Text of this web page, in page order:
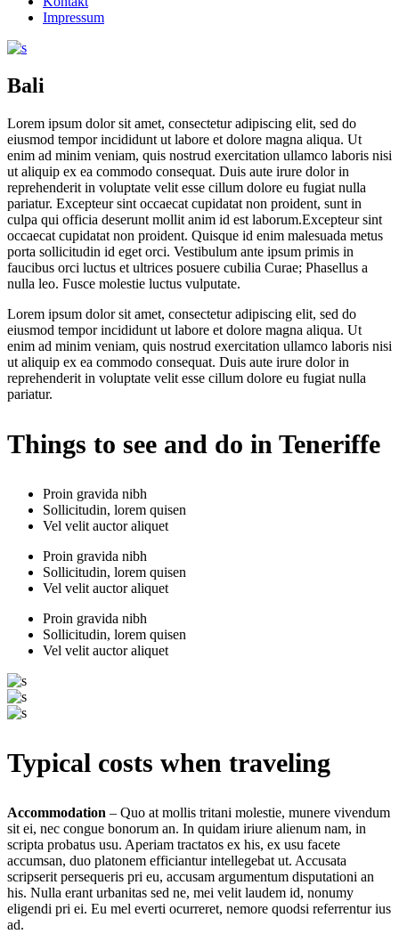
Impressum
Bali
Lorem ipsum dolor sit amet, consectetur adipiscing elit, sed do
eiusmod tempor incididunt ut labore et dolore magna aliqua. Ut
enim ad minim veniam, quis nostrud exercitation ullamco laboris nisi
ut aliquip ex ea commodo consequat. Duis aute irure dolor in
reprehenderit in voluptate velit esse cillum dolore eu fugiat nulla
pariatur. Excepteur sint occaecat cupidatat non proident, sunt in
culpa qui officia deserunt mollit anim id est laborum.Excepteur sint
occaecat cupidatat non proident. Quisque id enim malesuada metus
porta sollicitudin id eget orci. Vestibulum ante ipsum primis in
faucibus orci luctus et ultrices posuere cubilia Curae; Phasellus a
nulla leo. Fusce molestie luctus vulputate.
Lorem ipsum dolor sit amet, consectetur adipiscing elit, sed do
eiusmod tempor incididunt ut labore et dolore magna aliqua. Ut
enim ad minim veniam, quis nostrud exercitation ullamco laboris nisi
ut aliquip ex ea commodo consequat. Duis aute irure dolor in
reprehenderit in voluptate velit esse cillum dolore eu fugiat nulla
pariatur.
Things to see and do in Teneriffe
Proin gravida nibh
Sollicitudin, lorem quisen
Vel velit auctor aliquet
Proin gravida nibh
Sollicitudin, lorem quisen
Vel velit auctor aliquet
Proin gravida nibh
Sollicitudin, lorem quisen
Vel velit auctor aliquet
Typical costs when traveling
Accommodation – Quo at mollis tritani molestie, munere vivendum
sit ei, nec congue bonorum an. In quidam iriure alienum nam, in
scripta probatus usu. Aperiam tractatos ex his, ex usu facete
accumsan, duo platonem efficiantur intellegebat ut. Accusata
scripserit persequeris pri eu, accusam argumentum disputationi an
his. Nulla erant urbanitas sed ne, mei velit laudem id, nonumy
eligendi pri ei. Eu mel everti ocurreret, nemore quodsi referrentur ius
ad.